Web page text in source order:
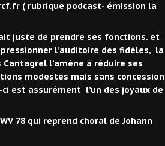
( rubrique podcast- émission la
juste de prendre ses fonctions. et
l’auditoire des fidèles, la
l’amène à réduire ses
modestes mais sans concession
est assurément l’un des joyaux de
78 qui reprend choral de Johann